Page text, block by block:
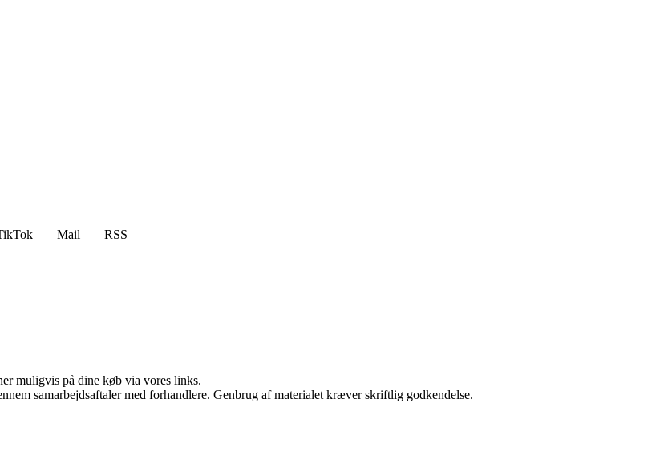
Mail
RSS
muligvis på dine køb via vores links.
samarbejdsaftaler med forhandlere. Genbrug af materialet kræver skriftlig godkendelse.